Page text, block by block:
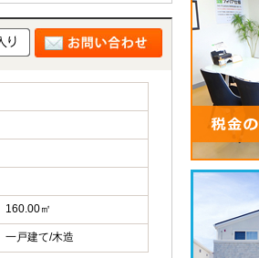
160.00㎡
一戸建て/木造